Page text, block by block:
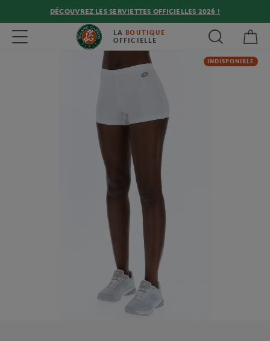
DÉCOUVREZ LES SERVIETTES OFFICIELLES 2026 !
Toggle navigation LA BOUTIQUE
OFFICIELLE
INDISPONIBLE